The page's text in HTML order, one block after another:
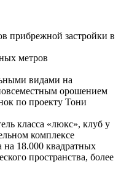
прибрежной застройки в
метров
видами на
орошением
по проекту Тони
класса «люкс», клуб у
комплексе
на 18.000 квадратных
пространства, более